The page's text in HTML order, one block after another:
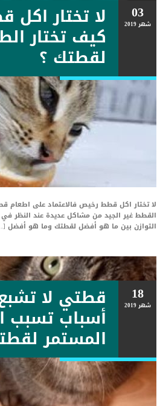
03
شهر2019 لا تختار
كيف تختار
لقطتك ؟
لا تختار اكل قطط رخيص فالاعتماد على اطعام
القطط غير الجيد من مشاكل عديدة عند النظر
التوازن بين ما هو أفضل لقطتك وما هو أفضل
18
شهر2019 أسباب تسبب
المستمر